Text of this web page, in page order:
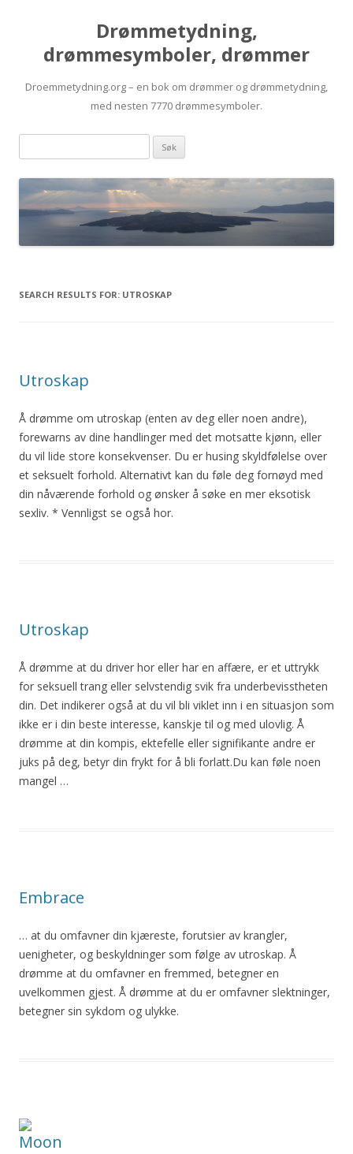
Drømmetydning,
drømmesymboler, drømmer
Droemmetydning.org – en bok om drømmer og drømmetydning,
med nesten 7770 drømmesymboler.
Skip
content
søk:
SEARCH RESULTS FOR: UTROSKAP
Utroskap
Å drømme om utroskap (enten av deg eller noen andre),
forewarns av dine handlinger med det motsatte kjønn, eller
du vil lide store konsekvenser. Du er husing skyldfølelse over
et seksuelt forhold. Alternativt kan du føle deg fornøyd med
din nåværende forhold og ønsker å søke en mer eksotisk
sexliv. * Vennligst se også hor.
Utroskap
Å drømme at du driver hor eller har en affære, er et uttrykk
for seksuell trang eller selvstendig svik fra underbevisstheten
din. Det indikerer også at du vil bli viklet inn i en situasjon som
ikke er i din beste interesse, kanskje til og med ulovlig. Å
drømme at din kompis, ektefelle eller signifikante andre er
juks på deg, betyr din frykt for å bli forlatt.Du kan føle noen
mangel …
Embrace
… at du omfavner din kjæreste, forutsier av krangler,
uenigheter, og beskyldninger som følge av utroskap. Å
drømme at du omfavner en fremmed, betegner en
uvelkommen gjest. Å drømme at du er omfavner slektninger,
betegner sin sykdom og ulykke.
Moon